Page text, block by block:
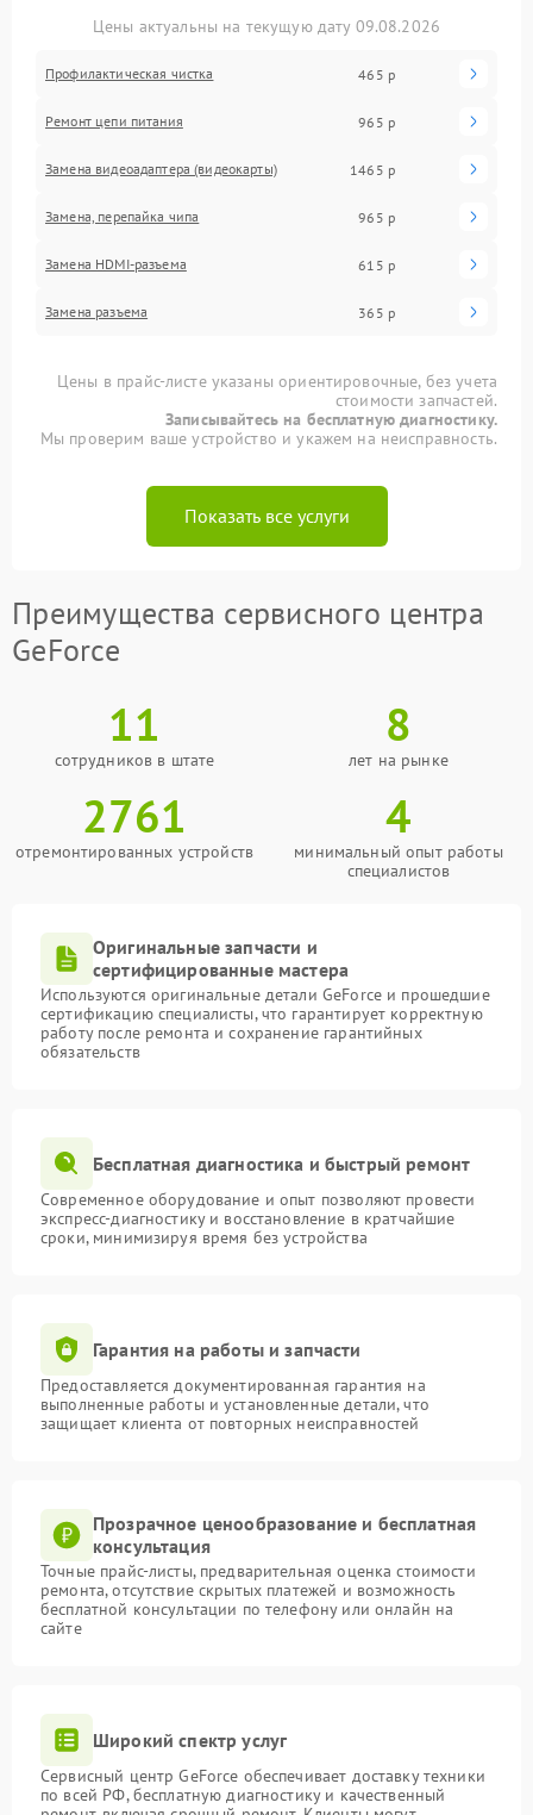
Цены актуальны на текущую дату 09.08.2026
Профилактическая чистка 465 р
Ремонт цепи питания 965 р
Замена видеоадаптера (видеокарты) 1465 р
Замена, перепайка чипа 965 р
Замена HDMI-разъема 615 р
Замена разъема 365 р
Цены в прайс-листе указаны ориентировочные, без учета
стоимости запчастей.
Записывайтесь на бесплатную диагностику.
Мы проверим ваше устройство и укажем на неисправность.
Показать все услуги
Преимущества сервисного центра
GeForce
11
сотрудников в штате
8
лет на рынке
2761
отремонтированных устройств
4
минимальный опыт работы
специалистов
Оригинальные запчасти и
сертифицированные мастера
Используются оригинальные детали GeForce и прошедшие
сертификацию специалисты, что гарантирует корректную
работу после ремонта и сохранение гарантийных
обязательств
Бесплатная диагностика и быстрый ремонт
Современное оборудование и опыт позволяют провести
экспресс-диагностику и восстановление в кратчайшие
сроки, минимизируя время без устройства
Гарантия на работы и запчасти
Предоставляется документированная гарантия на
выполненные работы и установленные детали, что
защищает клиента от повторных неисправностей
Прозрачное ценообразование и бесплатная
консультация
Точные прайс-листы, предварительная оценка стоимости
ремонта, отсутствие скрытых платежей и возможность
бесплатной консультации по телефону или онлайн на
сайте
Широкий спектр услуг
Сервисный центр GeForce обеспечивает доставку техники
по всей РФ, бесплатную диагностику и качественный